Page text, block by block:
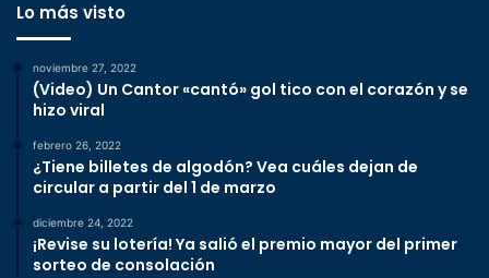
Lo más visto
noviembre 27, 2022
(Video) Un Cantor «cantó» gol tico con el corazón y se
hizo viral
febrero 26, 2022
¿Tiene billetes de algodón? Vea cuáles dejan de
circular a partir del 1 de marzo
diciembre 24, 2022
¡Revise su lotería! Ya salió el premio mayor del primer
sorteo de consolación